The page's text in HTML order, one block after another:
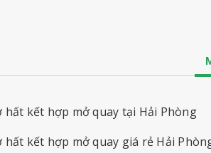
hất kết hợp mở quay tại Hải Phòng
hất kết hợp mở quay giá rẻ Hải